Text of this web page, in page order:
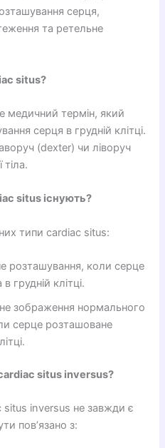
серця,
та ретельне
situs?
медичний термін, який
серця в грудній клітці.
(dexter) чи ліворуч
тіла.
situs існують?
типи cardiac situs:
розташування, коли серце
грудній клітці.
зображення нормального
серце розташоване
situs inversus?
inversus не завжди є
пов’язано з: